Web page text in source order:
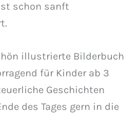
schon sanft
illustrierte Bilderbuch
für Kinder ab 3
Geschichten
des Tages gern in die